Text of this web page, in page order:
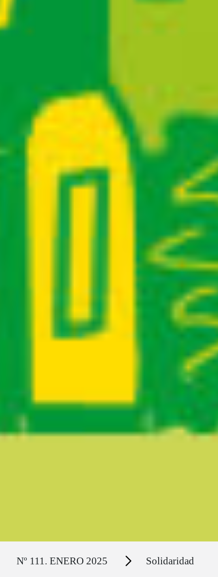
Nº 111. ENERO 2025 Secciones Solidaridad